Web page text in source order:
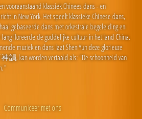
vooraanstaand klassiek Chinees dans - en
in New York. Het speelt klassieke Chinese dans,
gebaseerde dans met orkestrale begeleiding en
floreerde de goddelijke cultuur in het land China.
muziek en dans laat Shen Yun deze glorieuze
神韻, kan worden vertaald als: "De schoonheid van
Communiceer met ons